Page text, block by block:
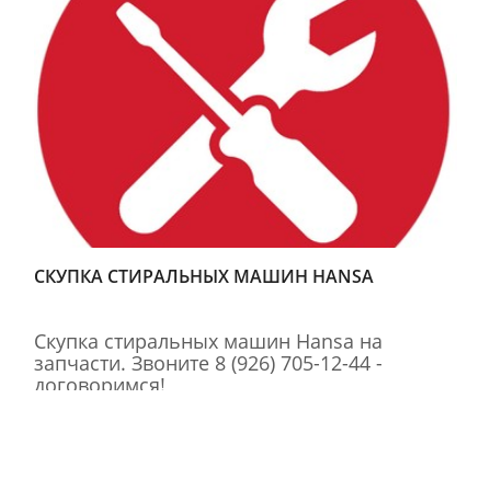
СКУПКА СТИРАЛЬНЫХ МАШИН HANSA
Скупка стиральных машин Hansa на
запчасти. Звоните 8 (926) 705-12-44 -
договоримся!